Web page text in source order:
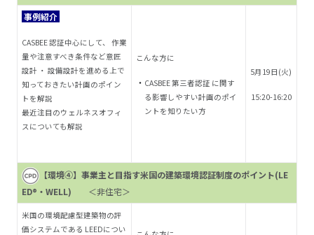
事例紹介
CASBEE 認証中心にして、 作業
量や注意すべき条件など意匠
設計 ・ 設備設計を進める上で
知っておきたい計画のポイン
トを解説
最近注目のウェルネスオフィ
スについても解説
こんな方に
CASBEE 第三者認証 に関す
る影響しやすい計画のポイ
ントを知りたい方
5月19日(火)
15:20-16:20
【環境④】事業主と目指す米国の建築環境認証制度のポイント(LE
ED®・WELL) ＜非住宅＞
米国の環境配慮型建築物の評
価システムである LEEDについ